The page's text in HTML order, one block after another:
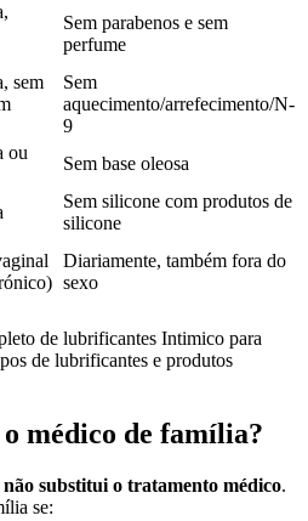
Sem parabenos e sem
perfume
sem
Sem
aquecimento/arrefecimento/N-
9
ou
Sem base oleosa
Sem silicone com produtos de
silicone
Diariamente, também fora do
sexo
de lubrificantes Intimico para
de lubrificantes e produtos
médico de família?
não substitui o tratamento médico.
se: